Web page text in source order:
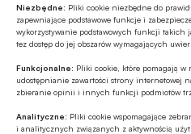
Niezbędne: Pliki cookie niezbędne do
zapewniające podstawowe funkcje i
wykorzystywanie podstawowych funkcji
tez dostęp do jej obszarów wymagających
Funkcjonalne: Pliki cookie, które pomagają
udostępnianie zawartości strony internetowej
zbieranie opinii i innych funkcji podmiotów
Analityczne: Pliki cookie wspomagające
i analitycznych związanych z aktywnością
Udostępnij